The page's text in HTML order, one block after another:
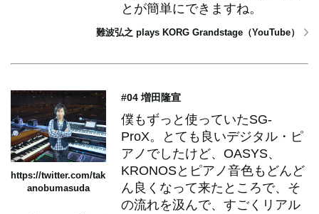
とが簡単にできますね。
難波弘之 plays KORG Grandstage（YouTube）
https://twitter.com/tak
anobumasuda
#04 増田隆宣
僕もずっと使っていたSG-
ProX。とても良いデジタル・ピ
アノでしたけど、OASYS、
KRONOSとピアノ音色もどんど
ん良くなって来たところで、そ
の流れを汲んで、すごくリアル